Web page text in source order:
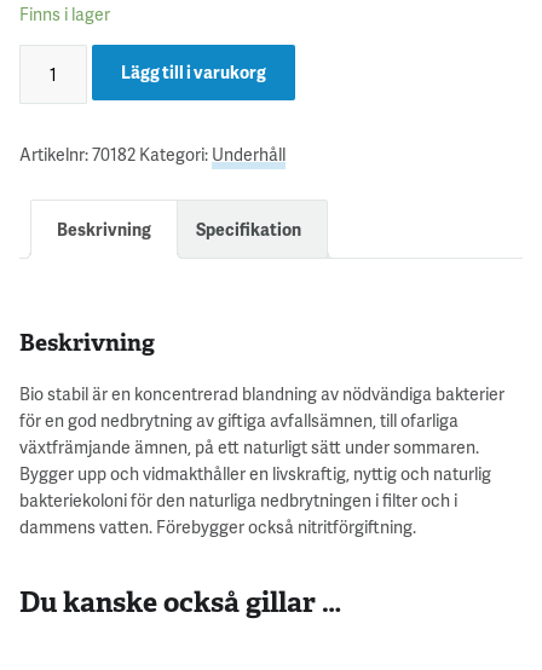
Finns i lager
Lägg till i varukorg
Artikelnr:70182 Kategori: Underhåll
Beskrivning Specifikation
Beskrivning
Bio stabil är en koncentrerad blandning av nödvändiga bakterier
för en god nedbrytning av giftiga avfallsämnen, till ofarliga
växtfrämjande ämnen, på ett naturligt sätt under sommaren.
Bygger upp och vidmakthåller en livskraftig, nyttig och naturlig
bakteriekoloni för den naturliga nedbrytningen i filter och i
dammens vatten. Förebygger också nitritförgiftning.
Du kanske också gillar …